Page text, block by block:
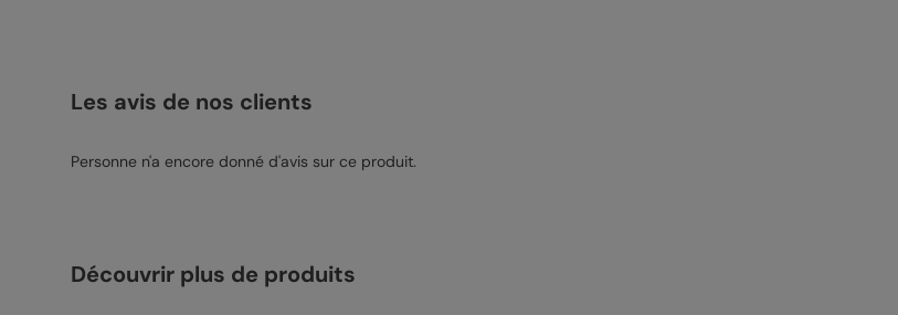
Les avis de nos clients
Personne n'a encore donné d'avis sur ce produit.
Découvrir plus de produits